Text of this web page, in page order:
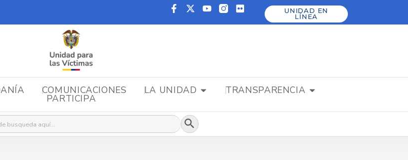
UNIDAD EN
LÍNEA
COMUNICACIONES LA UNIDAD TRANSPARENCIA
PARTICIPA
Botón de búsqueda